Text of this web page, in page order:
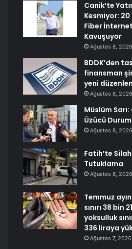
Canik’te
Kesmiyor: 20
Fiber
Kavuşuyor
Ağustos 8, 2026
BDDK’den
finansman
yeni
Ağustos 8, 2026
Müslüm Sarı:
Üzücü Durum
Ağustos 8, 2026
Fatih’te
Tutuklama
Ağustos 8, 2026
Temmuz
sınırı 38 bin
yoksulluk
336 liraya
Ağustos 7, 2026